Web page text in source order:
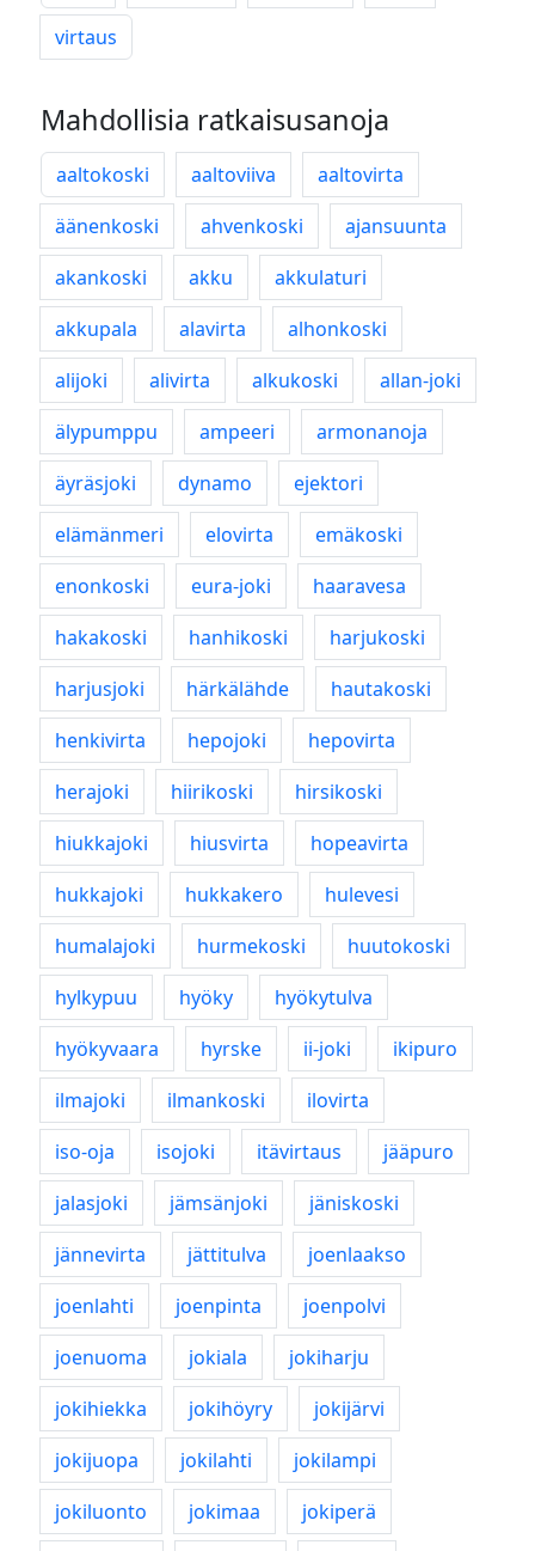
virtaus
Mahdollisia ratkaisusanoja
aaltokoski aaltoviiva
aaltovirta
äänenkoski
ahvenkoski
ajansuunta
akankoski
akku
akkulaturi
akkupala
alavirta
alhonkoski
alijoki
alivirta alkukoski
allan-joki
älypumppu
ampeeri
armonanoja
äyräsjoki
dynamo
ejektori
elämänmeri
elovirta
emäkoski
enonkoski
eura-joki
haaravesa
hakakoski
hanhikoski
harjukoski
harjusjoki
härkälähde
hautakoski
henkivirta
hepojoki
hepovirta
herajoki
hiirikoski
hirsikoski
hiukkajoki
hiusvirta
hopeavirta
hukkajoki
hukkakero
hulevesi
humalajoki
hurmekoski
huutokoski
hylkypuu
hyöky
hyökytulva
hyökyvaara
hyrske ii-joki
ikipuro
ilmajoki
ilmankoski
ilovirta
iso-oja
isojoki itävirtaus
jääpuro
jalasjoki
jämsänjoki
jäniskoski
jännevirta
jättitulva
joenlaakso
joenlahti
joenpinta
joenpolvi
joenuoma
jokiala
jokiharju
jokihiekka
jokihöyry
jokijärvi
jokijuopa
jokilahti
jokilampi
jokiluonto
jokimaa
jokiperä